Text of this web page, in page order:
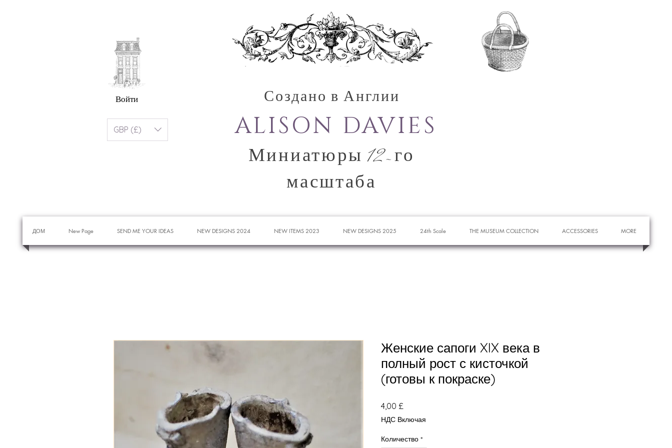
Создано в Англии
ALISON DAVIES
Войти
GBP (£)
Миниатюры 12-го
масштаба
ДОМ New Page SEND ME YOUR IDEAS NEW DESIGNS 2024 NEW ITEMS 2023 NEW DESIGNS 2025 24th Scale THE MUSEUM COLLECTION ACCESSORIES MORE
Женские сапоги XIX века в
полный рост с кисточкой
(готовы к покраске)
4,00 £
НДС Включая
Количество *